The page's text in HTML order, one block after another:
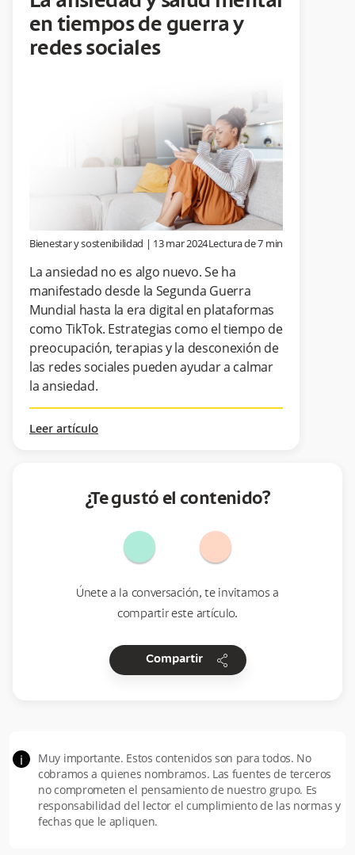
en tiempos de guerra y
redes sociales
Bienestar y sostenibilidad | 13 mar 2024Lectura de7 min
La ansiedad no es algo nuevo. Se ha
manifestado desde la Segunda Guerra
Mundial hasta la era digital en plataformas
como TikTok. Estrategias como el tiempo de
preocupación, terapias y la desconexión de
las redes sociales pueden ayudar a calmar
la ansiedad.
Leer artículo
¿Te gustó el contenido?
Únete a la conversación, te invitamos a
compartir este artículo.
Compartir share
i
Muy importante. Estos contenidos son para todos. No
cobramos a quienes nombramos. Las fuentes de terceros
no comprometen el pensamiento de nuestro grupo. Es
responsabilidad del lector el cumplimiento de las normas y
fechas que le apliquen.